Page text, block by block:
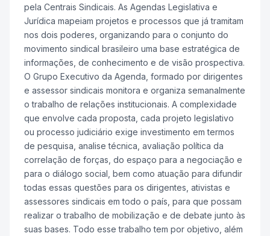
pela Centrais Sindicais. As Agendas Legislativa e
Jurídica mapeiam projetos e processos que já tramitam
nos dois poderes, organizando para o conjunto do
movimento sindical brasileiro uma base estratégica de
informações, de conhecimento e de visão prospectiva.
O Grupo Executivo da Agenda, formado por dirigentes
e assessor sindicais monitora e organiza semanalmente
o trabalho de relações institucionais. A complexidade
que envolve cada proposta, cada projeto legislativo
ou processo judiciário exige investimento em termos
de pesquisa, analise técnica, avaliação política da
correlação de forças, do espaço para a negociação e
para o diálogo social, bem como atuação para difundir
todas essas questões para os dirigentes, ativistas e
assessores sindicais em todo o país, para que possam
realizar o trabalho de mobilização e de debate junto às
suas bases. Todo esse trabalho tem por objetivo, além